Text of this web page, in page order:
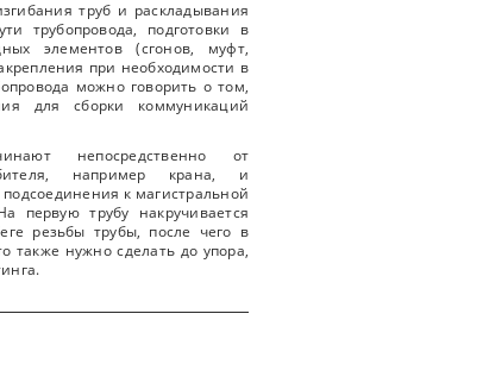
труб и раскладывания
трубопровода, подготовки в
элементов (сгонов, муфт,
при необходимости в
можно говорить о том,
для сборки коммуникаций
непосредственно от
например крана, и
к магистральной
первую трубу накручивается
резьбы трубы, после чего в
также нужно сделать до упора,